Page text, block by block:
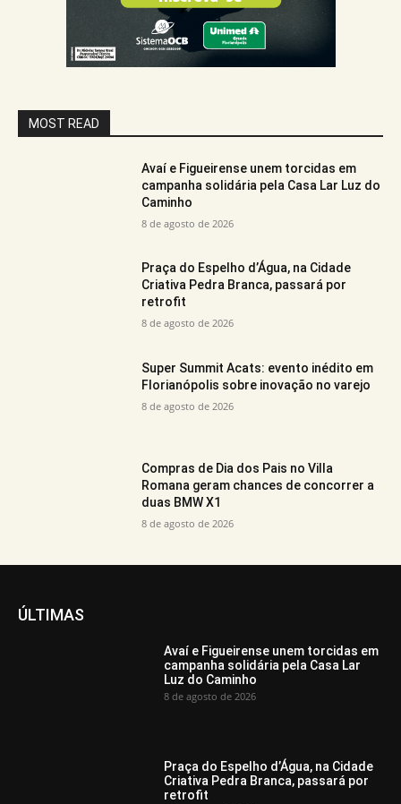
MOST READ
Avaí e Figueirense unem torcidas em
campanha solidária pela Casa Lar Luz do
Caminho
8 de agosto de 2026
Praça do Espelho d’Água, na Cidade
Criativa Pedra Branca, passará por
retrofit
8 de agosto de 2026
Super Summit Acats: evento inédito em
Florianópolis sobre inovação no varejo
8 de agosto de 2026
Compras de Dia dos Pais no Villa
Romana geram chances de concorrer a
duas BMW X1
8 de agosto de 2026
ÚLTIMAS
Avaí e Figueirense unem torcidas em
campanha solidária pela Casa Lar
Luz do Caminho
8 de agosto de 2026
Praça do Espelho d’Água, na Cidade
Criativa Pedra Branca, passará por
retrofit